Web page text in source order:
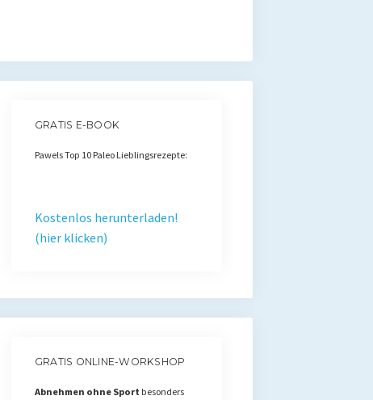
GRATIS E-BOOK
Pawels Top 10 Paleo Lieblingsrezepte:
Kostenlos herunterladen!
(hier klicken)
GRATIS ONLINE-WORKSHOP
Abnehmen ohne Sport besonders